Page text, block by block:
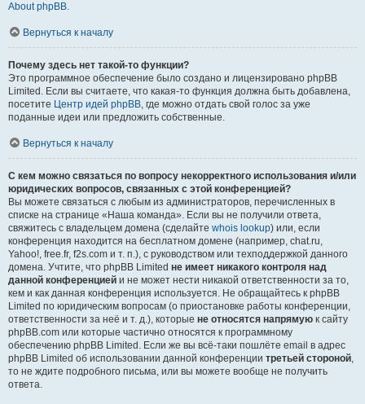
About phpBB.
Вернуться к началу
Почему здесь нет такой-то функции?
Это программное обеспечение было создано и лицензировано phpBB
Limited. Если вы считаете, что какая-то функция должна быть добавлена,
посетите Центр идей phpBB, где можно отдать свой голос за уже
поданные идеи или предложить собственные.
Вернуться к началу
С кем можно связаться по вопросу некорректного использования и/или
юридических вопросов, связанных с этой конференцией?
Вы можете связаться с любым из администраторов, перечисленных в
списке на странице «Наша команда». Если вы не получили ответа,
свяжитесь с владельцем домена (сделайте whois lookup) или, если
конференция находится на бесплатном домене (например, chat.ru,
Yahoo!, free.fr, f2s.com и т. п.), с руководством или техподдержкой данного
домена. Учтите, что phpBB Limited не имеет никакого контроля над
данной конференцией и не может нести никакой ответственности за то,
кем и как данная конференция используется. Не обращайтесь к phpBB
Limited по юридическим вопросам (о приостановке работы конференции,
ответственности за неё и т. д.), которые не относятся напрямую к сайту
phpBB.com или которые частично относятся к программному
обеспечению phpBB Limited. Если же вы всё-таки пошлёте email в адрес
phpBB Limited об использовании данной конференции третьей стороной,
то не ждите подробного письма, или вы можете вообще не получить
ответа.